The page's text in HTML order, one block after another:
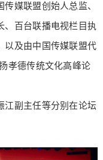
媒联盟创始人总监、
、百台联播电视栏目执
以及由中国传媒联盟代
孝德传统文化高峰论
江副主任等分别在论坛